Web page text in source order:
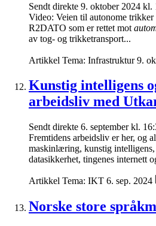
Sendt direkte 9. oktober 2024 kl.
Video: Veien til autonome
R2DATO som er rettet mot
av tog- og trikketransport...
Artikkel Tema: Infrastruktur 9.
Kunstig intelligens
arbeidsliv med
Sendt direkte 6. september kl.
Fremtidens arbeidsliv er her, og
maskinlæring, kunstig intelligens,
datasikkerhet, tingenes internett
Artikkel Tema: IKT 6. sep. 2024
Norske store